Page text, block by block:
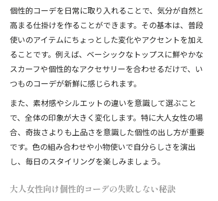
個性的コーデを一週間取り入れる実践アイ
忙しい大人女性の個性的コーデ一週間活用
術
個性的コーデで日替わりの気分転換を実現
ファッションの3大要素で差をつける着こなし
個性的コーデを叶える色・形・素材の選び
方
個性的コーデで3大要素を活かす着こなし術
大人女性の個性的コーデは素材選びが鍵
の工夫
個性的コーデを日常に取り入れることで、気分が自然と
高まる仕掛けを作ることができます。その基本は、普段
使いのアイテムにちょっとした変化やアクセントを加え
ることです。例えば、ベーシックなトップスに鮮やかな
スカーフや個性的なアクセサリーを合わせるだけで、い
つものコーデが新鮮に感じられます。
また、素材感やシルエットの違いを意識して選ぶこと
で、全体の印象が大きく変化します。特に大人女性の場
合、奇抜さよりも上品さを意識した個性の出し方が重要
です。色の組み合わせや小物使いで自分らしさを演出
し、毎日のスタイリングを楽しみましょう。
大人女性向け個性的コーデの失敗しない秘訣